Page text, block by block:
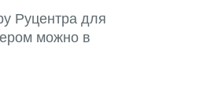
Руцентра для
можно в